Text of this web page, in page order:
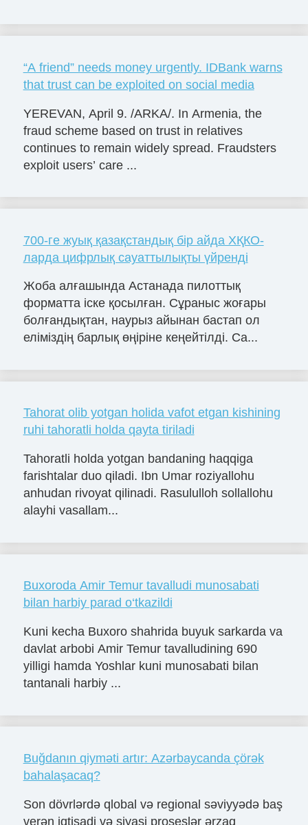
“A friend” needs money urgently. IDBank warns
that trust can be exploited on social media
YEREVAN, April 9. /ARKA/. In Armenia, the
fraud scheme based on trust in relatives
continues to remain widely spread. Fraudsters
exploit users’ care ...
700-ге жуық қазақстандық бір айда ХҚКО-
ларда цифрлық сауаттылықты үйренді
Жоба алғашында Астанада пилоттық
форматта іске қосылған. Сұраныс жоғары
болғандықтан, наурыз айынан бастап ол
еліміздің барлық өңіріне кеңейтілді. Са...
Tahorat olib yotgan holida vafot etgan kishining
ruhi tahoratli holda qayta tiriladi
Tahoratli holda yotgan bandaning haqqiga
farishtalar duo qiladi. Ibn Umar roziyallohu
anhudan rivoyat qilinadi. Rasululloh sollallohu
alayhi vasallam...
Buxoroda Amir Temur tavalludi munosabati
bilan harbiy parad o‘tkazildi
Kuni kecha Buxoro shahrida buyuk sarkarda va
davlat arbobi Amir Temur tavalludining 690
yilligi hamda Yoshlar kuni munosabati bilan
tantanali harbiy ...
Buğdanın qiyməti artır: Azərbaycanda çörək
bahalaşacaq?
Son dövrlərdə qlobal və regional səviyyədə baş
verən iqtisadi və siyasi proseslər ərzaq